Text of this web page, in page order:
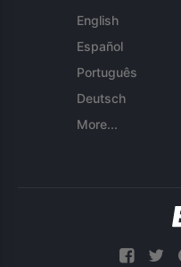
English
Español
Português
Deutsch
More...